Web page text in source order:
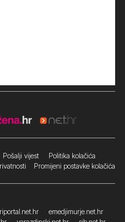
vijest Politika kolačića
Promijeni postavke kolačića
riportal.net.hr
emedjimurje.net.hr